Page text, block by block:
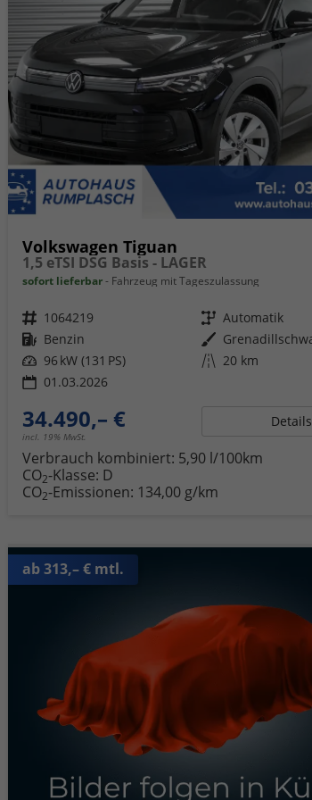
Volkswagen Tiguan
1,5 eTSI DSG Basis - LAGER
sofort lieferbar Fahrzeug mit Tageszulassung
Fahrzeugnr. 1064219 Getriebe Automatik
Kraftstoff Benzin Außenfarbe
Leistung 96 kW (131 PS) Kilometerstand 20 km
01.03.2026
34.490,– €
incl. 19% MwSt.
Details
Verbrauch kombiniert: 5,90 l/100km
CO2-Klasse: D
CO2-Emissionen: 134,00 g/km
ab 313,– € mtl.